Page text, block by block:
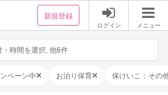
新規登録
ログイン メニュー
時間を選択, 他6件
ペーン中 お泊り保育 保けいこ：その